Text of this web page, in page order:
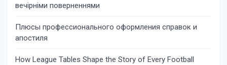
вечірніми поверненнями
Плюсы профессионального оформления справок и
апостиля
How League Tables Shape the Story of Every Football